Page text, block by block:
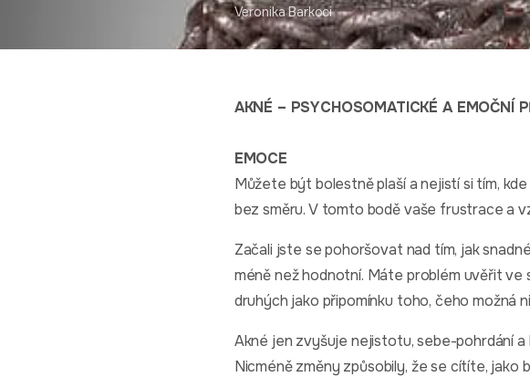
Veronika Barkoci
AKNÉ – PSYCHOSOMATICKÉ A EMOČNÍ
EMOCE
Můžete být bolestně plaší a nejistí si tím,
bez směru. V tomto bodě vaše frustrace a
Začali jste se pohoršovat nad tím, jak
méně než hodnotní. Máte problém uvěřit
druhých jako připomínku toho, čeho možná
Akné jen zvyšuje nejistotu, sebe-pohrdání
Nicméně změny způsobily, že se cítíte,